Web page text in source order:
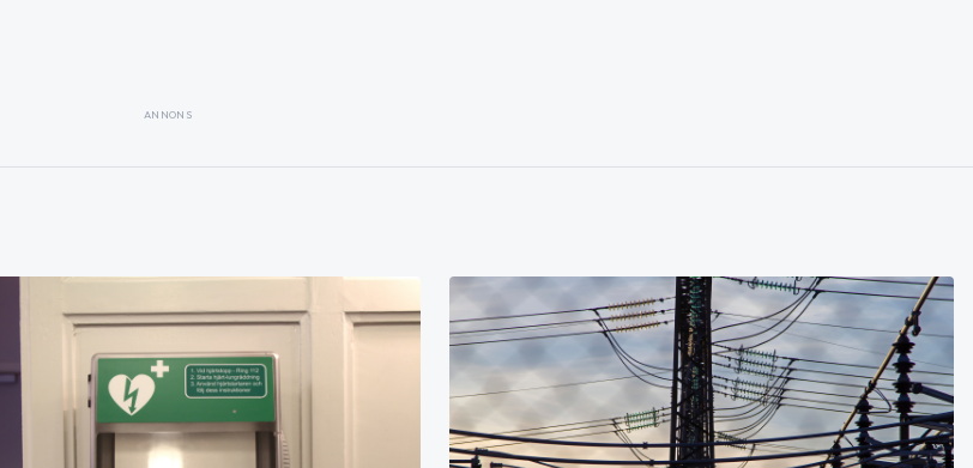
ANNONS